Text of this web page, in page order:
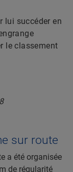
lui succéder en
le classement
sur route
a été organisée
de régularité